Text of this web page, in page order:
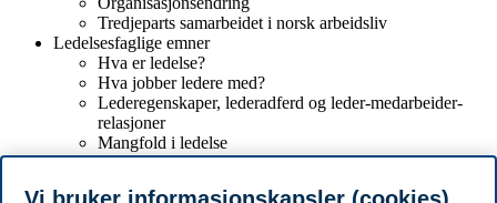
Tredjeparts samarbeidet i norsk arbeidsliv
Ledelsesfaglige emner
Hva er ledelse?
Hva jobber ledere med?
Lederegenskaper, lederadferd og leder-medarbeider-
relasjoner
Mangfold i ledelse
Ledelse og teknologi